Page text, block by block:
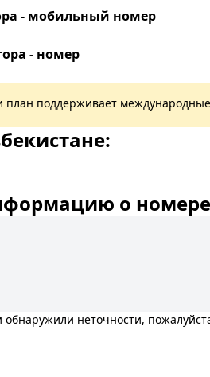
- мобильный номер
- номер
план поддерживает
о номере
обнаружили неточности,